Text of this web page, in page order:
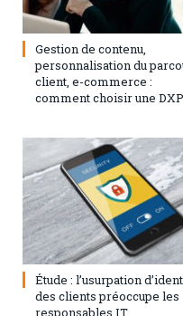
3 septembre 2024
Gestion de contenu,
personnalisation du
client, e-commerce :
comment choisir une
1 août 2023 0
Étude : l’usurpation
des clients préoccupe les